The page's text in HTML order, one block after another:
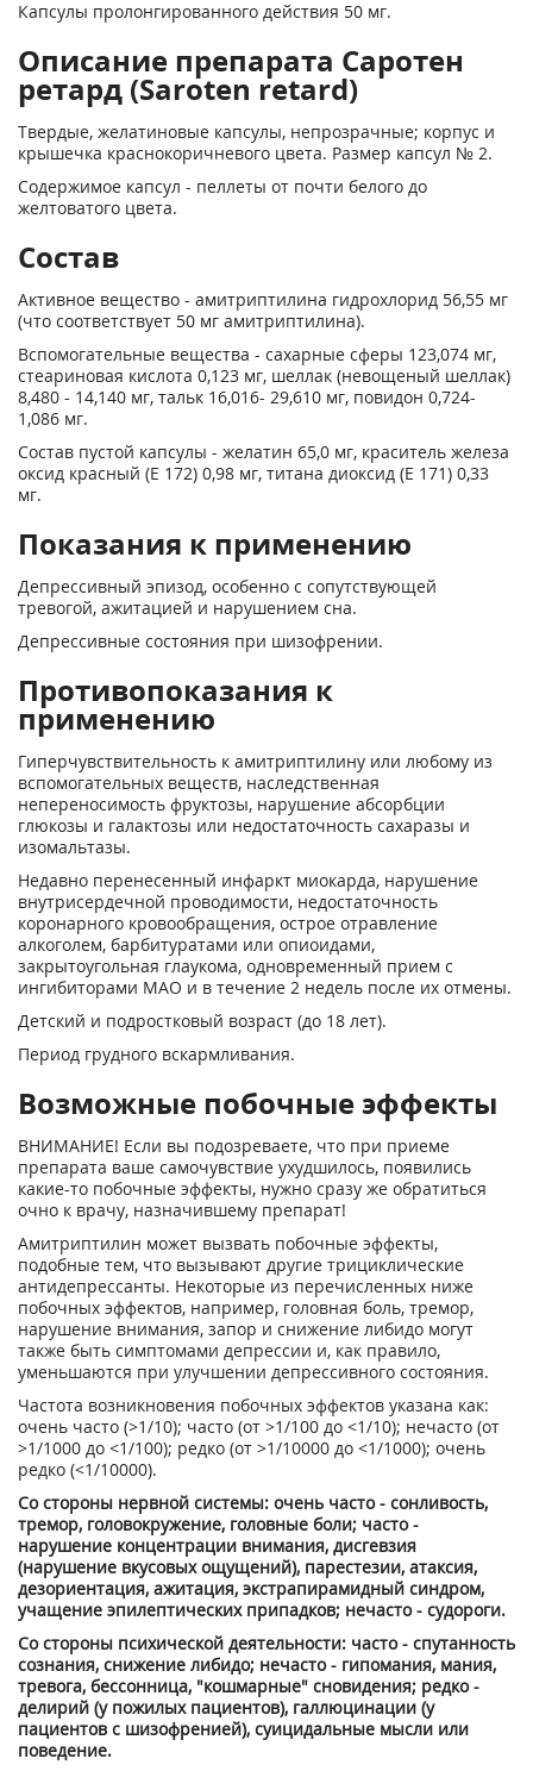
Капсулы пролонгированного действия 50 мг.
Описание препарата Саротен
ретард (Saroten retard)
Твердые, желатиновые капсулы, непрозрачные; корпус и
крышечка красно­коричневого цвета. Размер капсул № 2.
Содержимое капсул - пеллеты от почти белого до
желтоватого цвета.
Состав
Активное вещество - амитриптилина гидрохлорид 56,55 мг
(что соответствует 50 мг амитриптилина).
Вспомогательные вещества - сахарные сферы 123,074 мг,
стеариновая кислота 0,123 мг, шеллак (невощеный шеллак)
8,480 - 14,140 мг, тальк 16,016- 29,610 мг, повидон 0,724-
1,086 мг.
Состав пустой капсулы - желатин 65,0 мг, краситель железа
оксид красный (Е 172) 0,98 мг, титана диоксид (Е 171) 0,33
мг.
Показания к применению
Депрессивный эпизод, особенно с сопутствующей
тревогой, ажитацией и нарушением сна.
Депрессивные состояния при шизофрении.
Противопоказания к
применению
Гиперчувствительность к амитриптилину или любому из
вспомогательных веществ, наследственная
непереносимость фруктозы, нарушение абсорбции
глюкозы и галактозы или недостаточность сахаразы и
изомальтазы.
Недавно перенесенный инфаркт миокарда, нарушение
внутрисердечной проводимости, недостаточность
коронарного кровообращения, острое отравление
алкоголем, барбитуратами или опиоидами,
закрытоугольная глаукома, одновременный прием с
ингибиторами МАО и в течение 2 недель после их отмены.
Детский и подростковый возраст (до 18 лет).
Период грудного вскармливания.
Возможные побочные эффекты
ВНИМАНИЕ! Если вы подозреваете, что при приеме
препарата ваше самочувствие ухудшилось, появились
какие-то побочные эффекты, нужно сразу же обратиться
очно к врачу, назначившему препарат!
Амитриптилин может вызвать побочные эффекты,
подобные тем, что вызывают другие трициклические
антидепрессанты. Некоторые из перечисленных ниже
побочных эффектов, например, головная боль, тремор,
нарушение внимания, запор и снижение либидо могут
также быть симптомами депрессии и, как правило,
уменьшаются при улучшении депрессивного состояния.
Частота возникновения побочных эффектов указана как:
очень часто (>1/10); часто (от >1/100 до <1/10); нечасто (от
>1/1000 до <1/100); редко (от >1/10000 до <1/1000); очень
редко (<1/10000).
Со стороны нервной системы: очень часто - сонливость,
тремор, головокружение, головные боли; часто -
нарушение концентрации внимания, дисгевзия
(нарушение вкусовых ощущений), парестезии, атаксия,
дезориентация, ажитация, экстрапирамидный синдром,
учащение эпилептических припадков; нечасто - судороги.
Со стороны психической деятельности: часто - спутанность
сознания, снижение либидо; нечасто - гипомания, мания,
тревога, бессонница, "кошмарные" сновидения; редко -
делирий (у пожилых пациентов), галлюцинации (у
пациентов с шизофренией), суицидальные мысли или
поведение.